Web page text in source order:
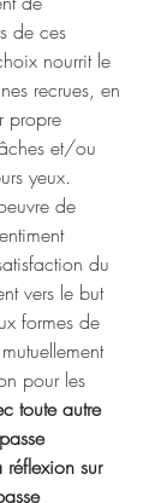
de ces
nourrit le
recrues, en
propre
et/ou
yeux.
de
du
vers le but
formes de
pour les
toute autre
réflexion sur